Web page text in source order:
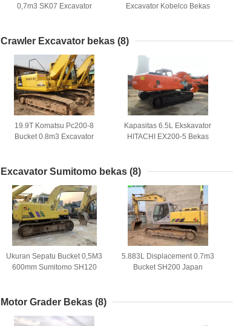
0,7m3 SK07 Excavator
Excavator Kobelco Bekas
Crawler Excavator bekas (8)
19.9T Komatsu Pc200-8
Bucket 0.8m3 Excavator
Kapasitas 6.5L Ekskavator
HITACHI EX200-5 Bekas
Excavator Sumitomo bekas (8)
Ukuran Sepatu Bucket 0,5M3
600mm Sumitomo SH120
5.883L Displacement 0.7m3
Bucket SH200 Japan
Motor Grader Bekas (8)